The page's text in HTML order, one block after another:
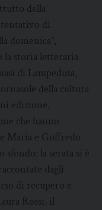
della
tentativo di
domenica”,
la storia letteraria
di Lampedusa,
della cultura
edizione.
che hanno
Maria e Goffredo
la serata si è
dagli
di recupero e
Rossi, il